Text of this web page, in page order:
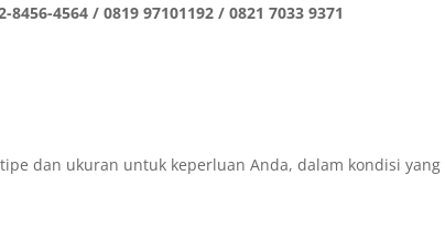
8456-4564 / 0819 97101192 / 0821 7033 9371
dan ukuran untuk keperluan Anda, dalam kondisi yang